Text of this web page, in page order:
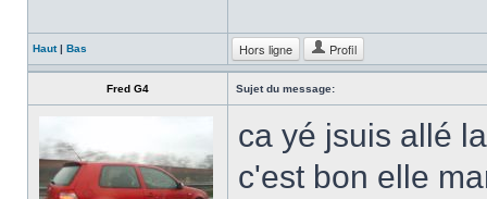
Haut| Bas Hors ligne Profil
Fred G4 Sujet du message:
ca yé jsuis allé
c'est bon elle